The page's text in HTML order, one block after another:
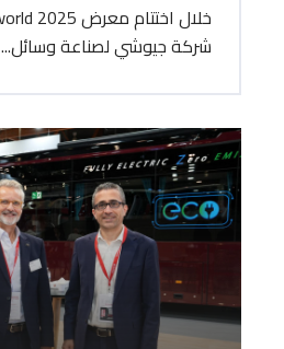
شركة جيوشي لصناعة وسائل...